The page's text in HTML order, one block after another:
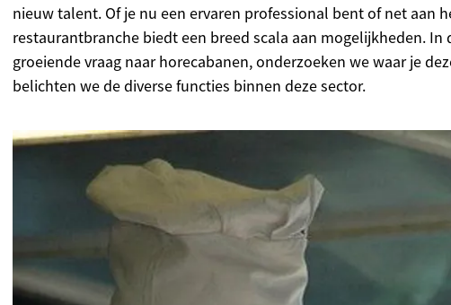
nieuw talent. Of je nu een ervaren professional bent of net aan
restaurantbranche biedt een breed scala aan mogelijkheden.
groeiende vraag naar horecabanen, onderzoeken we waar je
belichten we de diverse functies binnen deze sector.